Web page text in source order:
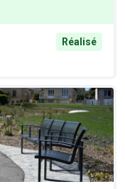
Réalisé